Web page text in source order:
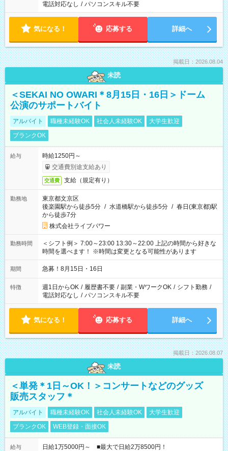
電話対応なし / パソコンスキル不要
気になる！ 応募する 詳細へ
掲載日：2026.08.04
未読
＜SEKAI NO OWARI＊8月15日・16日＞ドーム
公演のサポートバイト
アルバイト 職種未経験OK 社会人未経験OK
大学生歓迎
ブランクOK
給与
時給1250円～
交通費別途支給あり
交通費 支給（規定有り）
勤務地
東京都文京区
後楽園駅から徒歩5分 / 水道橋駅から徒歩5分 / 春日(東京都)駅
から徒歩7分
株式会社ライブパワー
勤務時間
＜シフト例＞ 7:00～23:00 13:30～22:00 上記の時間から好きな
時間を選べます！ ※時間は変更となる可能性があります
期間 急募！8月15日・16日
特徴 週1日からOK / 履歴書不要 / 副業・WワークOK / シフト勤務 /
電話対応なし / パソコンスキル不要
気になる！ 応募する 詳細へ
掲載日：2026.08.07
未読
＜単発＊1日～OK！＞コンサートなどのグッズ
販売スタッフ＊
アルバイト 職種未経験OK 社会人未経験OK
大学生歓迎
ブランクOK
WEB登録・面接OK
給与 日給1万5000円～ ■最大で日給2万8500円！